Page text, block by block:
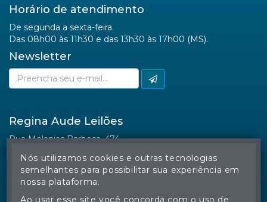
Facebook
Nós utilizamos cookies e outras tecnologias
semelhantes para possibilitar sua experiência em
nossa plataforma.
Ao usar esse site você concorda com o uso de